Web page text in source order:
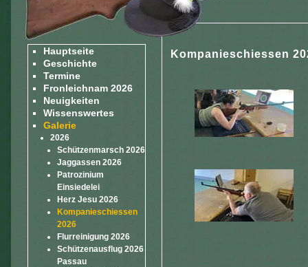
Hauptseite
Geschichte
Termine
Fronleichnam 2026
Neuigkeiten
Wissenswertes
Galerie
2026
Schützenmarsch 2026
Jaggassen 2026
Patrozinium
Einsiedelei
Herz Jesu 2026
Kompanieschiessen
2026
Flurreinigung 2026
Schützenausflug 2026
Passau
Kompanieschiessen